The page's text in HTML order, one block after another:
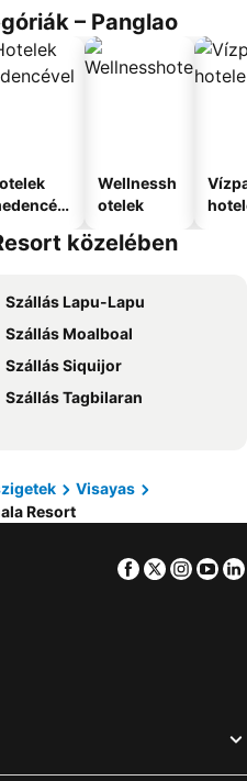
– Panglao
Wellnessh
otelek
közelében
Szállás Lapu-Lapu
Szállás Moalboal
Szállás Siquijor
Szállás Tagbilaran
Visayas
Resort
Facebook
Twitter